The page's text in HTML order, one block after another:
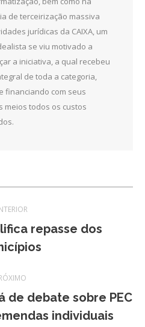
de terceirização massiva
jurídicas da CAIXA, um
se viu motivado a
a iniciativa, a qual recebeu
de toda a categoria,
financiando com seus
meios todos os custos
Post
anterior:
repasse dos
Próximo
post:
de debate sobre PEC
individuais